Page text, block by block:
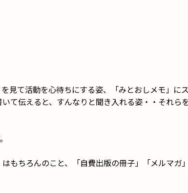
見て活動を心待ちにする姿、「みとおしメモ」に
て伝えると、すんなりと聞き入れる姿・・それら
ちろんのこと、「自費出版の冊子」「メルマガ